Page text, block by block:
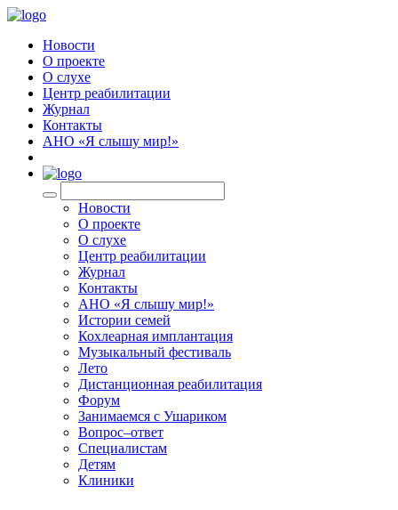
Новости
О проекте
О слухе
Центр реабилитации
Журнал
Контакты
АНО «Я слышу мир!»
Новости
О проекте
О слухе
Центр реабилитации
Журнал
Контакты
АНО «Я слышу мир!»
Истории семей
Кохлеарная имплантация
Музыкальный фестиваль
Лето
Дистанционная реабилитация
Форум
Занимаемся с Ушариком
Вопрос–ответ
Специалистам
Детям
Клиники